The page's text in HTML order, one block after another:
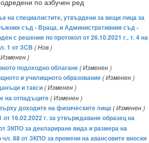
по азбучен ред
на специалистите, утвърдени за вещи лица за
съд - Враца, и Административния съд -
с решение по протокол от 26.10.2021 г., т. 4 на
1 от ЗСВ ( Нов )
)
подоходно облагане( Изменен )
и училищното образование( Изменен )
и такси( Изменен )
на отпадъците( Изменен )
доходите на физическите лица( Изменен )
16.02.2022 г. за утвърждаване образец на
ЗКПО за деклариране вида и размера на
чл. 88 от ЗКПО за промени на авансовите вноски